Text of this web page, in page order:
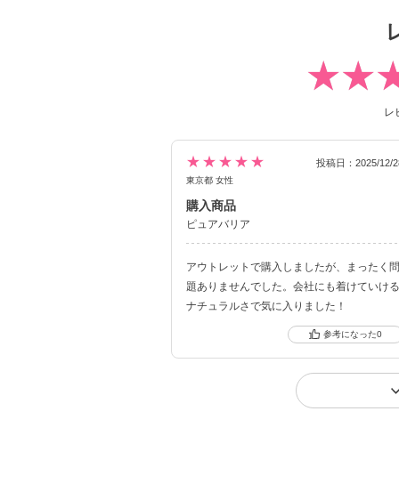
レ
★★★★★
東京都 女性
投稿日：2025/12/
購入商品
ピュアバリア
アウトレットで購入しましたが、まったく問
題ありませんでした。会社にも着けていける
ナチュラルさで気に入りました！
0